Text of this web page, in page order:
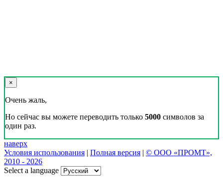
×
Очень жаль,
Но сейчас вы можете переводить только 5000 символов за
один раз.
наверх
Условия использования | Полная версия | © ООО «ПРОМТ»,
2010 - 2026
Select a language